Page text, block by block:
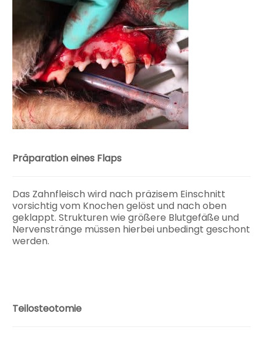
Präparation eines Flaps
Das Zahnfleisch wird nach präzisem Einschnitt
vorsichtig vom Knochen gelöst und nach oben
geklappt. Strukturen wie größere Blutgefäße und
Nervenstränge müssen hierbei unbedingt geschont
werden.
Teilosteotomie